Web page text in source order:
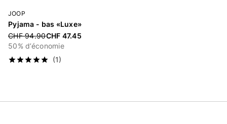
JOOP
Pyjama - bas «Luxe»
Price reduced from
CHF 94.90CHF 47.45
50% d’économie
(1)